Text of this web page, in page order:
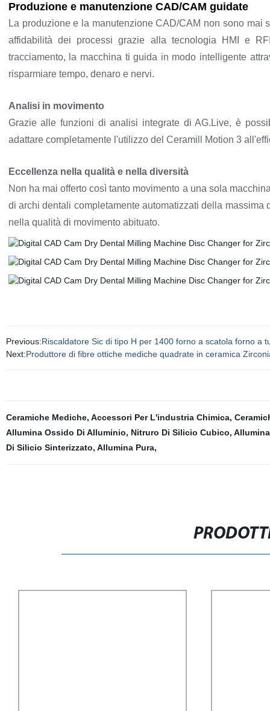
Produzione e manutenzione CAD/CAM guidate
La produzione e la manutenzione CAD/CAM non sono
affidabilità dei processi grazie alla tecnologia HMI e
tracciamento, la macchina ti guida in modo intelligente
risparmiare tempo, denaro e nervi.
Analisi in movimento
Grazie alle funzioni di analisi integrate di AG.Live, è
adattare completamente l'utilizzo del Ceramill Motion 3
Eccellenza nella qualità e nella diversità
Non ha mai offerto così tanto movimento a una sola
di archi dentali completamente automatizzati della
nella qualità di movimento abituato.
Previous:Riscaldatore Sic di tipo H per 1400 forno a scatola forno a
Next:Produttore di fibre ottiche mediche quadrate in ceramica
Ceramiche Mediche, Accessori Per L'industria Chimica,
Allumina Ossido Di Alluminio, Nitruro Di Silicio Cubico,
Di Silicio Sinterizzato, Allumina Pura,